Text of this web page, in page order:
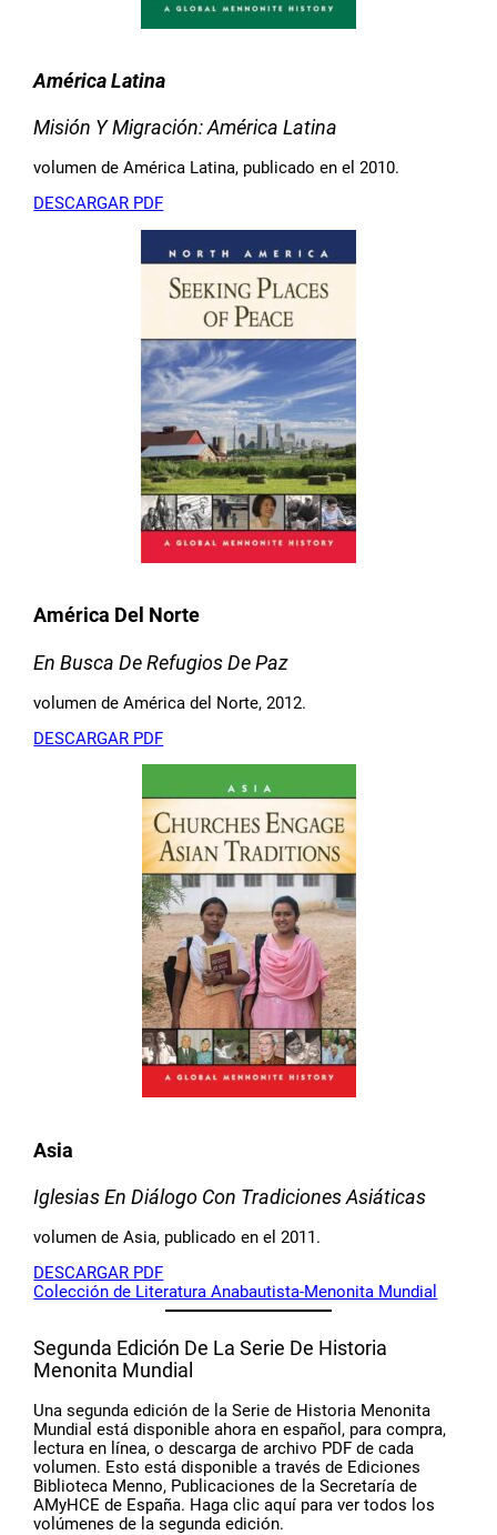
América Latina
Misión Y Migración: América Latina
volumen de América Latina, publicado en el 2010.
DESCARGAR PDF
América Del Norte
En Busca De Refugios De Paz
volumen de América del Norte, 2012.
DESCARGAR PDF
Asia
Iglesias En Diálogo Con Tradiciones Asiáticas
volumen de Asia, publicado en el 2011.
DESCARGAR PDF
Colección de Literatura Anabautista-Menonita Mundial
Segunda Edición De La Serie De Historia
Menonita Mundial
Una segunda edición de la Serie de Historia Menonita
Mundial está disponible ahora en español, para compra,
lectura en línea, o descarga de archivo PDF de cada
volumen. Esto está disponible a través de Ediciones
Biblioteca Menno, Publicaciones de la Secretaría de
AMyHCE de España. Haga clic aquí para ver todos los
volúmenes de la segunda edición.